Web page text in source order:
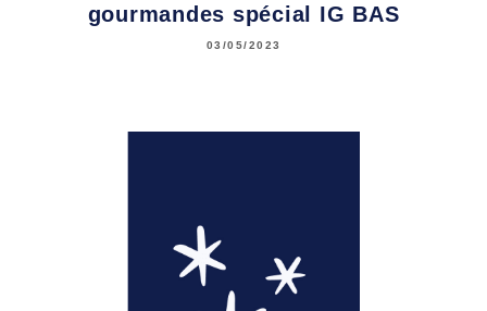
gourmandes spécial IG BAS
03/05/2023